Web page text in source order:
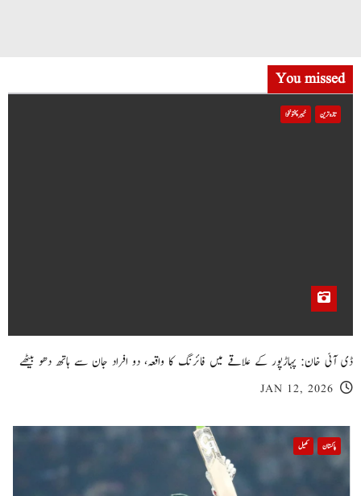
You missed
تازہ ترین خیبر پختونخوا
ڈی آئی خان: پہاڑپور کے علاقے میں فائرنگ کا واقعہ، دو افراد جان سے ہاتھ دھو بیٹھے
JAN 12, 2026
پاکستان کھیل